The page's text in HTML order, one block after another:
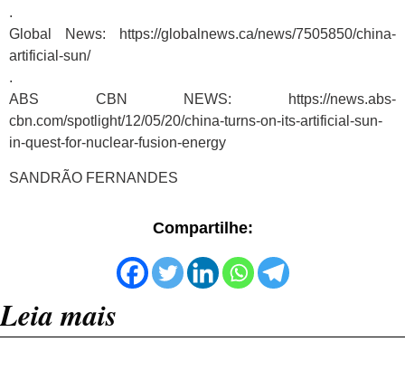
.
Global News: https://globalnews.ca/news/7505850/china-
artificial-sun/
.
ABS CBN NEWS: https://news.abs-
cbn.com/spotlight/12/05/20/china-turns-on-its-artificial-sun-
in-quest-for-nuclear-fusion-energy
SANDRÃO FERNANDES
Compartilhe:
Leia mais